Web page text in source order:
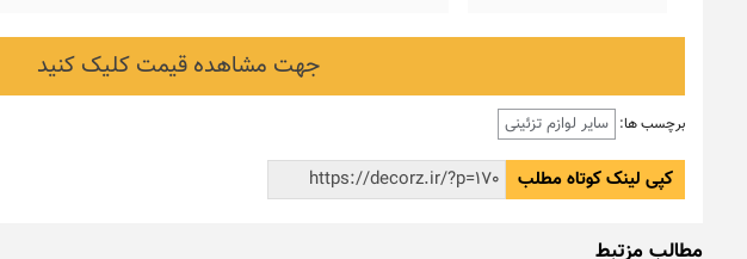
جهت مشاهده قیمت کلیک کنید
برچسب ها: سایر لوازم تزئینی
کپی لینک کوتاه مطلب
مطالب مزتبط